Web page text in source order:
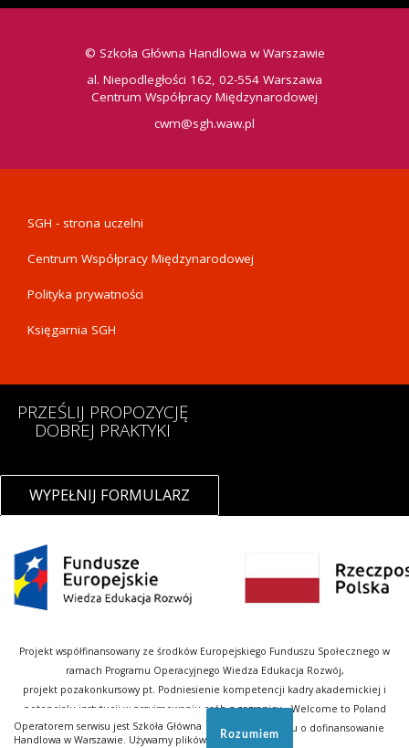
© Szkoła Główna Handlowa w Warszawie
al. Niepodległości 162, 02-554 Warszawa
Centrum Współpracy Międzynarodowej
cwm@sgh.waw.pl
PRZYDATNE
LINKI
SGH - strona uczelni
Centrum Współpracy Międzynarodowej
Polityka prywatności
Księgarnia SGH
PRZEŚLIJ PROPOZYCJĘ
DOBREJ PRAKTYKI
WYPEŁNIJ FORMULARZ
Projekt współfinansowany ze środków Europejskiego Funduszu Społecznego w
ramach Programu Operacyjnego Wiedza Edukacja Rozwój,
projekt pozakonkursowy pt. Podniesienie kompetencji kadry akademickiej i
potencjału instytucji w przyjmowaniu osób z zagranicy – Welcome to Poland
realizowany w ramach Działania określonego we wniosku o dofinansowanie
Operatorem serwisu jest Szkoła Główna
Handlowa w Warszawie. Używamy plików
Rozumiem